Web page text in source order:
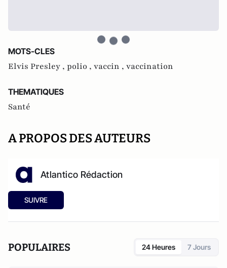
MOTS-CLES
Elvis Presley , polio , vaccin , vaccination
THEMATIQUES
Santé
A PROPOS DES AUTEURS
Atlantico Rédaction
SUIVRE
POPULAIRES 24 Heures 7 Jours